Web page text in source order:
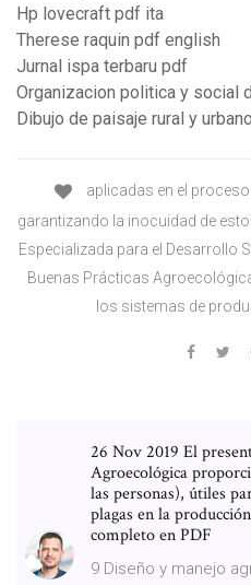
Hp lovecraft pdf ita
Therese raquin pdf english
Jurnal ispa terbaru pdf
Organizacion politica y social
Dibujo de paisaje rural y urbano
aplicadas en el
garantizando la inocuidad de
Especializada para el Desarrollo
Buenas Prácticas
los sistemas de
26 Nov 2019 El
Agroecológica
las personas), útiles
plagas en la
completo en PDF
9 Diseño y manejo